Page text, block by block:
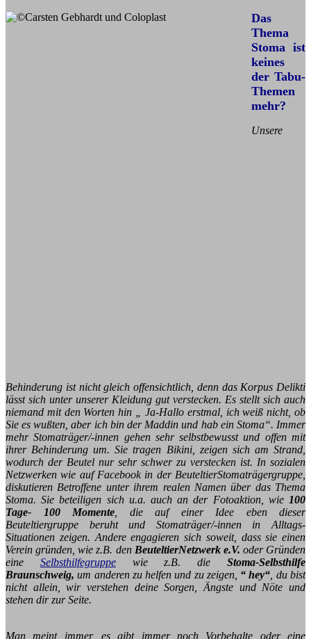
Das
Thema
Stoma ist
keines
der Tabu-
Themen
mehr?
Unsere
Behinderung ist nicht gleich offensichtlich, denn das Korpus Delikti
lässt sich unter unserer Kleidung gut verstecken. Es stellt sich auch
niemand mit den Worten hin „ Ja-Hallo erstmal, ich weiß nicht, ob
Sie es wußten, aber ich bin der Maddin und hab ein Stoma“. Immer
mehr Stomaträger/-innen gehen sehr selbstbewusst und offen mit
ihrer Behinderung um. Sie tragen Bikini, zeigen sich am Strand,
wodurch der Beutel nur sehr schwer zu verstecken ist. In sozialen
Netzwerken wie auf Facebook in der BeuteltierStomaträgergruppe,
diskutieren Betroffene unter ihrem realen Namen über das Thema
Stoma. Sie beteiligen sich u.a. auch an der Fotoaktion, wie 100
Tage- 100 Momente , die auf einer Idee eben dieser
Beuteltiergruppe beruht und Stomaträger/-innen in Alltags-
Situationen zeigen. Andere engagieren sich soweit, dass sie einen
Verein gründen, wie z.B. den BeuteltierNetzwerk e.V. oder Gründen
eine Selbsthilfegruppewie z.B. dieStoma-Selbsthilfe
Braunschweig, um anderen zu helfen und zu zeigen, “ hey“ , du bist
nicht allein, wir verstehen deine Sorgen, Ängste und Nöte und
stehen dir zur Seite.
Man meint immer, es gibt immer noch Vorbehalte oder eine